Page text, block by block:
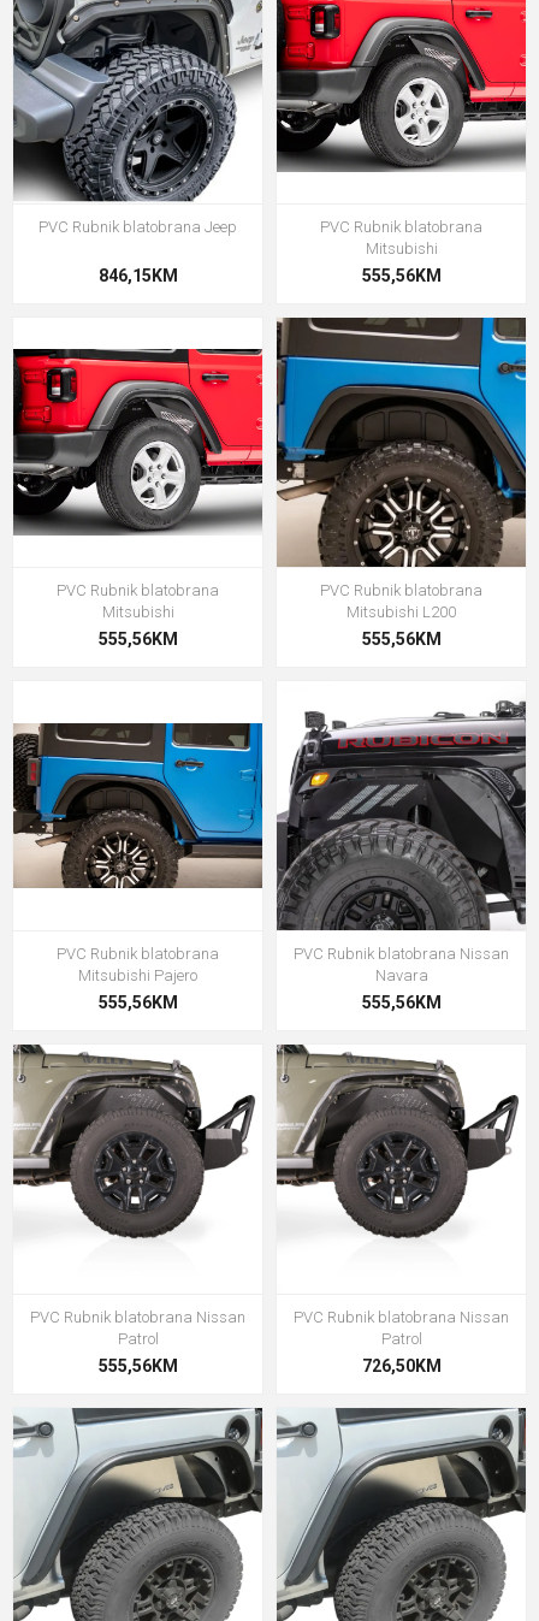
PVC Rubnik blatobrana Jeep
846,15KM
PVC Rubnik blatobrana
Mitsubishi
555,56KM
PVC Rubnik blatobrana
Mitsubishi
555,56KM
PVC Rubnik blatobrana
Mitsubishi L200
555,56KM
PVC Rubnik blatobrana
Mitsubishi Pajero
555,56KM
PVC Rubnik blatobrana Nissan
Navara
555,56KM
PVC Rubnik blatobrana Nissan
Patrol
555,56KM
PVC Rubnik blatobrana Nissan
Patrol
726,50KM